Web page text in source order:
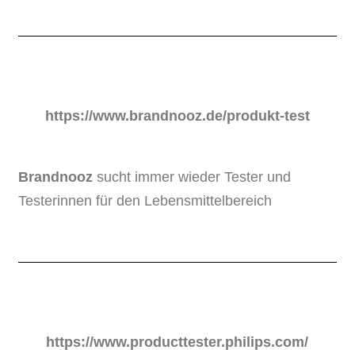
https://www.brandnooz.de/produkt-test
Brandnooz sucht immer wieder Tester und
Testerinnen für den Lebensmittelbereich
https://www.producttester.philips.com/